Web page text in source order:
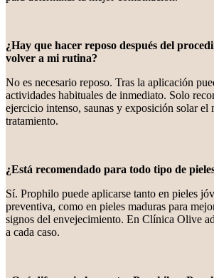
¿Hay que hacer reposo después del
volver a mi rutina?
No es necesario reposo. Tras la aplicación
actividades habituales de inmediato. Solo
ejercicio intenso, saunas y exposición solar el
tratamiento.
¿Está recomendado para todo tipo de
Sí. Prophilo puede aplicarse tanto en pieles
preventiva, como en pieles maduras para
signos del envejecimiento. En Clínica Olive
a cada caso.